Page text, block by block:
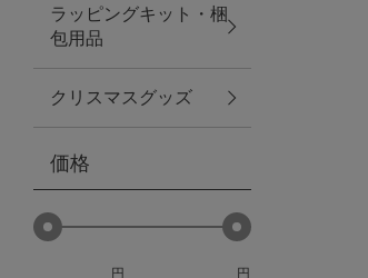
紅茶・フード
ラッピングキット・梱
包用品
クリスマスグッズ
価格
円 円